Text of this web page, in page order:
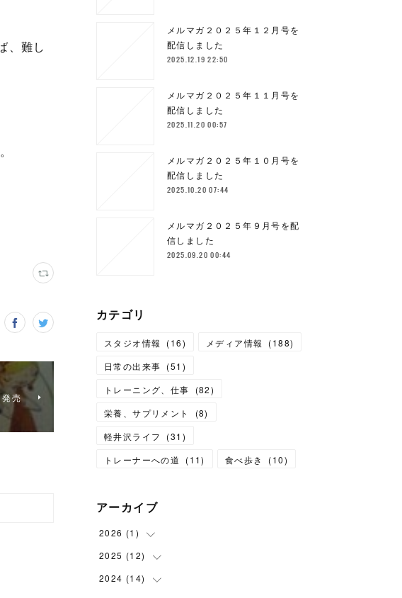
、難し
発売
メルマガ２０２５年１２月号を
配信しました
2025.12.19 22:50
メルマガ２０２５年１１月号を
配信しました
2025.11.20 00:57
メルマガ２０２５年１０月号を
配信しました
2025.10.20 07:44
メルマガ２０２５年９月号を配
信しました
2025.09.20 00:44
カテゴリ
スタジオ情報 (16) メディア情報 (188)
日常の出来事 (51 )
トレーニング、仕事
(82)
栄養、サプリメント
(8)
軽井沢ライフ
(31 )
トレーナーへの道
(11) 食べ歩き (10)
アーカイブ
2026 (1 )
( 1)
2025 (12)
( 1)
2024 (14)